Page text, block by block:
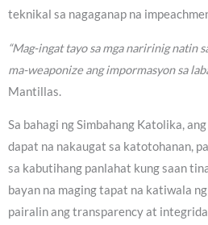
teknikal sa nagaganap na
“Mag-ingat tayo sa mga naririnig natin
ma-weaponize ang impormasyon sa
Mantillas.
Sa bahagi ng Simbahang Katolika,
dapat na nakaugat sa katotohanan,
sa kabutihang panlahat kung saan
bayan na maging tapat na katiwala
pairalin ang transparency at